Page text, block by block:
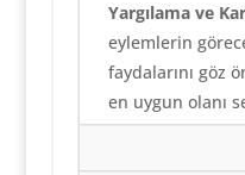
Yargılama ve
eylemlerin
faydalarını göz
en uygun olanı